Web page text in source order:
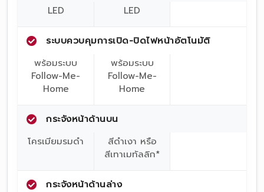
LED
LED
ระบบควบคุมการเปิด-ปิดไฟหน้าอัตโนมัติ
พร้อมระบบ
Follow-Me-
Home
พร้อมระบบ
Follow-Me-
Home
กระจังหน้าด้านบน
โครเมียมรมดำ
สีดำเงา หรือ
สีเทาเมทัลลิก*
กระจังหน้าด้านล่าง